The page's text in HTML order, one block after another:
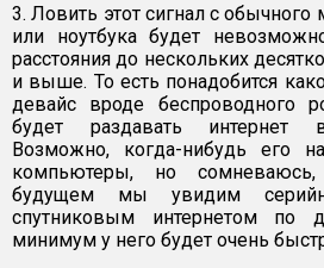
3. Ловить этот сигнал с
или ноутбука будет
расстояния до нескольких
и выше. То есть понадобится
девайс вроде беспроводного
будет раздавать интернет
Возможно, когда-нибудь его
компьютеры, но
будущем мы увидим
спутниковым интернетом по
минимум у него будет очень